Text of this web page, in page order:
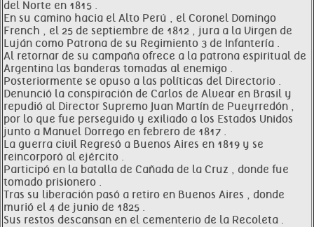
del Norte en 1815 .
En su camino hacia el Alto Perú , el Coronel Domingo
French , el 25 de septiembre de 1812 , jura a la Virgen de
Luján como Patrona de su Regimiento 3 de Infantería .
Al retornar de su campaña ofrece a la patrona espiritual de
Argentina las banderas tomadas al enemigo .
Posteriormente se opuso a las políticas del Directorio .
Denunció la conspiración de Carlos de Alvear en Brasil y
repudió al Director Supremo Juan Martín de Pueyrredón ,
por lo que fue perseguido y exiliado a los Estados Unidos
junto a Manuel Dorrego en febrero de 1817 .
La guerra civil Regresó a Buenos Aires en 1819 y se
reincorporó al ejército .
Participó en la batalla de Cañada de la Cruz , donde fue
tomado prisionero .
Tras su liberación pasó a retiro en Buenos Aires , donde
murió el 4 de junio de 1825 .
Sus restos descansan en el cementerio de la Recoleta .